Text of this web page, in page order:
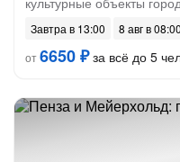
Завтра в 13:00
8 авг в 08:00
от6650 ₽за всё до 5